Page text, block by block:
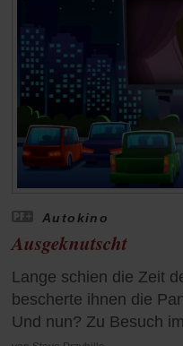
Autokino
Ausgeknutscht
Lange schien die Zeit
bescherte ihnen die
Und nun? Zu Besuch